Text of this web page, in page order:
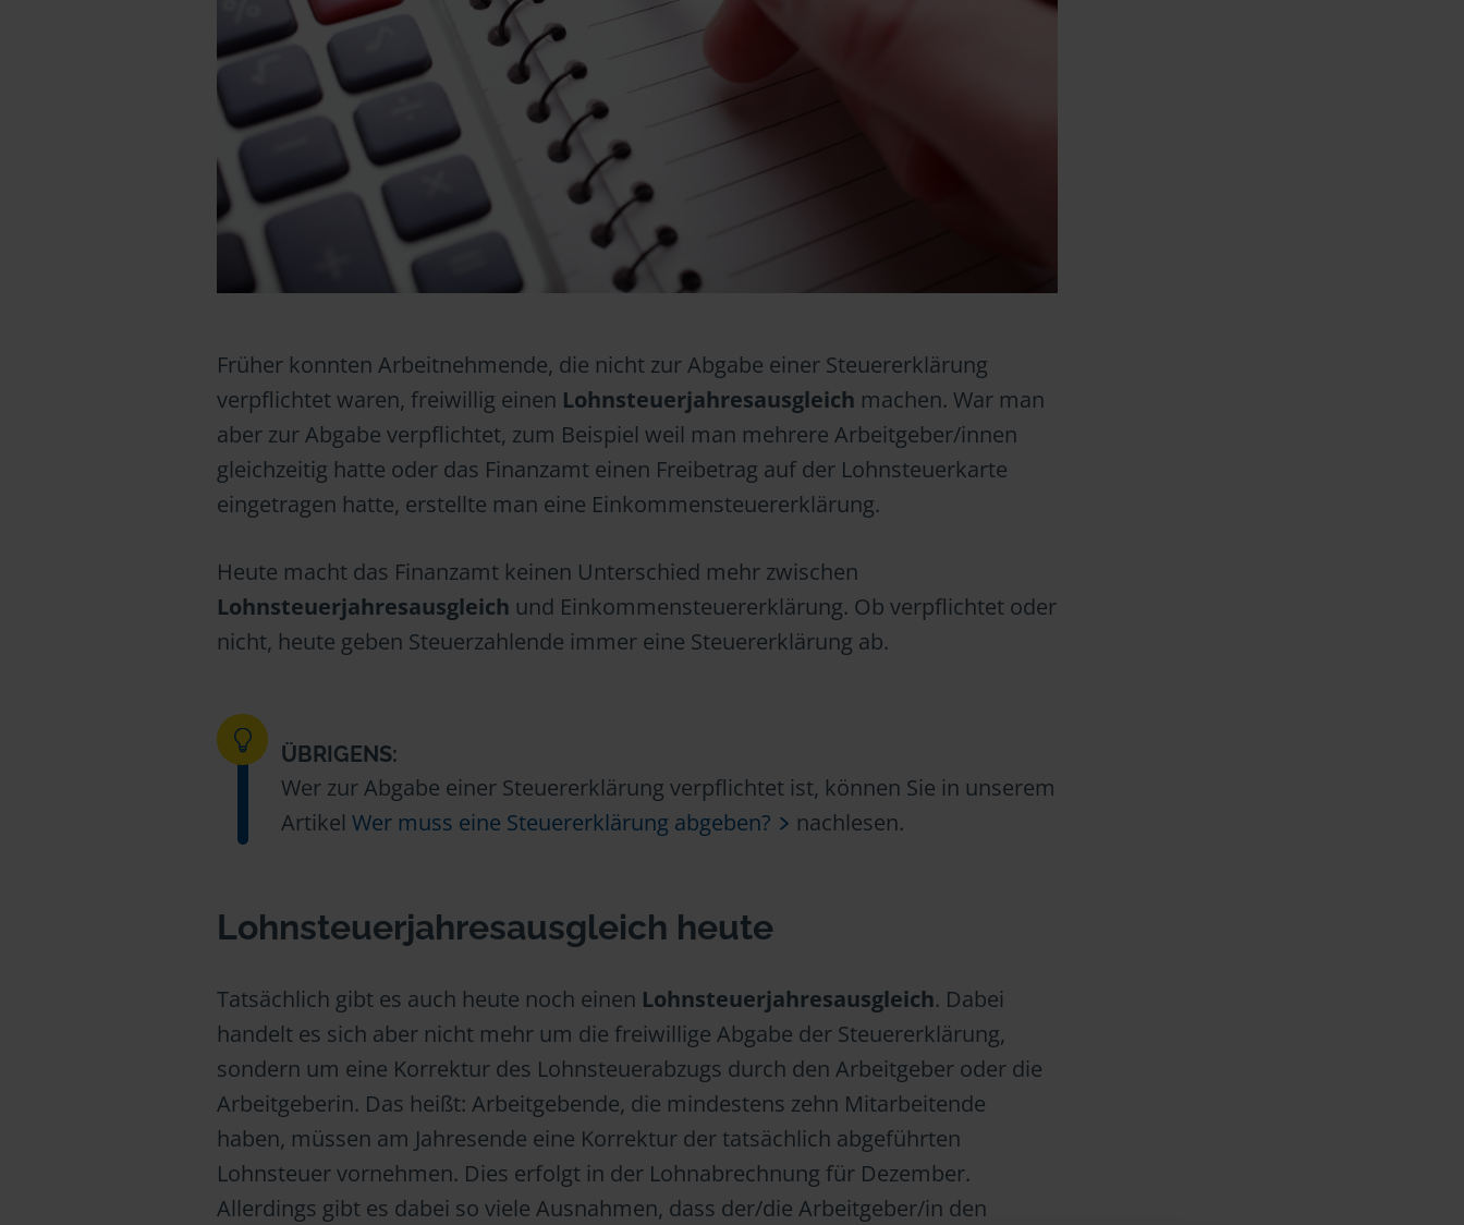
Früher konnten Arbeitnehmende, die nicht zur Abgabe einer Steuererklärung
verpflichtet waren, freiwillig einen Lohnsteuerjahresausgleich machen. War man
aber zur Abgabe verpflichtet, zum Beispiel weil man mehrere Arbeitgeber/innen
gleichzeitig hatte oder das Finanzamt einen Freibetrag auf der Lohnsteuerkarte
eingetragen hatte, erstellte man eine Einkommensteuererklärung.
Heute macht das Finanzamt keinen Unterschied mehr zwischen
Lohnsteuerjahresausgleich und Einkommensteuererklärung. Ob verpflichtet oder
nicht, heute geben Steuerzahlende immer eine Steuererklärung ab.
ÜBRIGENS:
Wer zur Abgabe einer Steuererklärung verpflichtet ist, können Sie in unserem
Artikel Wer muss eine Steuererklärung abgeben? nachlesen.
Lohnsteuerjahresausgleich heute
Tatsächlich gibt es auch heute noch einen Lohnsteuerjahresausgleich. Dabei
handelt es sich aber nicht mehr um die freiwillige Abgabe der Steuererklärung,
sondern um eine Korrektur des Lohnsteuerabzugs durch den Arbeitgeber oder die
Arbeitgeberin. Das heißt: Arbeitgebende, die mindestens zehn Mitarbeitende
haben, müssen am Jahresende eine Korrektur der tatsächlich abgeführten
Lohnsteuer vornehmen. Dies erfolgt in der Lohnabrechnung für Dezember.
Allerdings gibt es dabei so viele Ausnahmen, dass der/die Arbeitgeber/in den